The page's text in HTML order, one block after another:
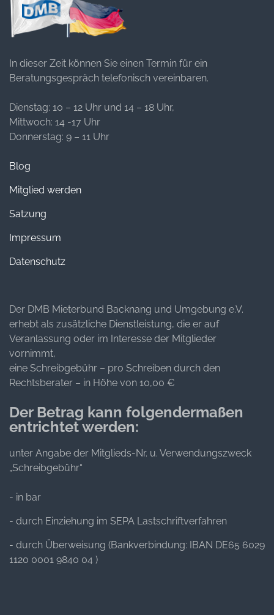
In dieser Zeit können Sie einen Termin für ein
Beratungsgespräch telefonisch vereinbaren.
Dienstag: 10 – 12 Uhr und 14 – 18 Uhr,
Mittwoch: 14 -17 Uhr
Donnerstag: 9 – 11 Uhr
Blog
Mitglied werden
Satzung
Impressum
Datenschutz
Der DMB Mieterbund Backnang und Umgebung e.V.
erhebt als zusätzliche Dienstleistung, die er auf
Veranlassung oder im Interesse der Mitglieder
vornimmt,
eine Schreibgebühr – pro Schreiben durch den
Rechtsberater – in Höhe von 10,00 €
Der Betrag kann folgendermaßen
entrichtet werden:
unter Angabe der Mitglieds-Nr. u. Verwendungszweck
„Schreibgebühr“
- in bar
- durch Einziehung im SEPA Lastschriftverfahren
- durch Überweisung (Bankverbindung: IBAN DE65 6029
1120 0001 9840 04 )